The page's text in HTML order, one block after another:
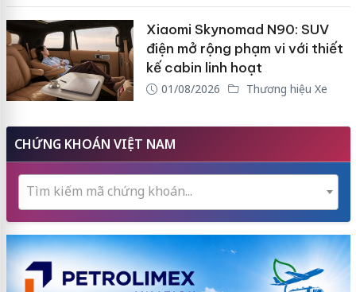
Xiaomi Skynomad N90: SUV
điện mở rộng phạm vi với thiết
kế cabin linh hoạt
01/08/2026 Thương hiệu Xe
CHỨNG KHOÁN VIỆT NAM
Tìm kiếm mã chứng khoán...